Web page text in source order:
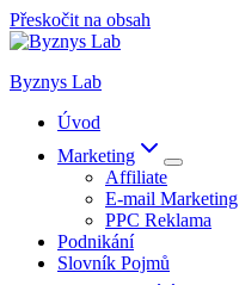
Přeskočit na obsah
Byznys Lab
Úvod
Marketing
Affiliate
E-mail Marketing
PPC Reklama
Podnikání
Slovník Pojmů